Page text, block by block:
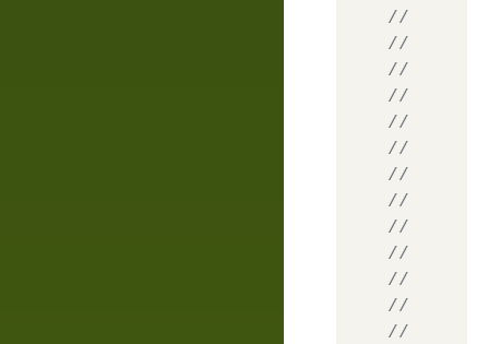
//
//
//
//
//
//
//
//
//
//
//
//
//